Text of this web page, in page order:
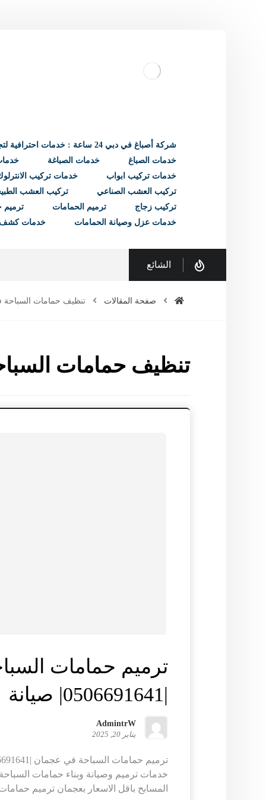
شركة أصباغ في دبي 24 ساعة : خدمات احترافية لتجديد منزلك
خدمات الصباغ
خدمات الصباغة
خدمات تركيب ابواب
خدمات تركيب
تركيب العشب الصناعي
تركيب العشب
تركيب زجاج
ترميم الحمامات ترميم
خدمات عزل وصيانة الحمامات
خدمات كشف
الشائع
صفحة المقالات تنظيف حمامات
تنظيف حمامات
ترميم حمامات
|0506691641| صيانة
AdmintrW
يناير 20, 2025
خدمات ترميم وصيانة وبناء حمامات
المسابح باقل الاسعار بعجمان ترميم